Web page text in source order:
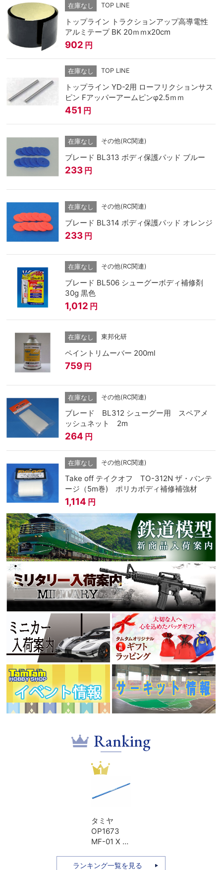
在庫なし TOP LINE
トップライン トラクションアップ高導電性
アルミテープ BK 20ｍｍx20cm
902 円
在庫なし TOP LINE
トップライン YD-2用 ローフリクションサス
ピン Fアッパーアームピンφ2.5ｍｍ
451 円
在庫なし その他(RC関連)
ブレード BL313 ボディ保護パッド ブルー
233 円
在庫なし その他(RC関連)
ブレード BL314 ボディ保護パッド オレンジ
233 円
在庫なし その他(RC関連)
ブレード BL506 シューグーボディ補修剤
30g 黒色
1,012 円
在庫なし 東邦化研
ペイントリムーバー 200ml
759 円
在庫なし その他(RC関連)
ブレード BL312 シューグー用 スペアメ
ッシュネット 2m
264 円
在庫なし その他(RC関連)
Take off テイクオフ TO-312N ザ・バンテ
ージ（5m巻) ポリカボディ補修補強材
1,114 円
Ranking
1
タミヤ
OP1673
MF-01 X ア
ラシャフト
ランキング一覧を見る